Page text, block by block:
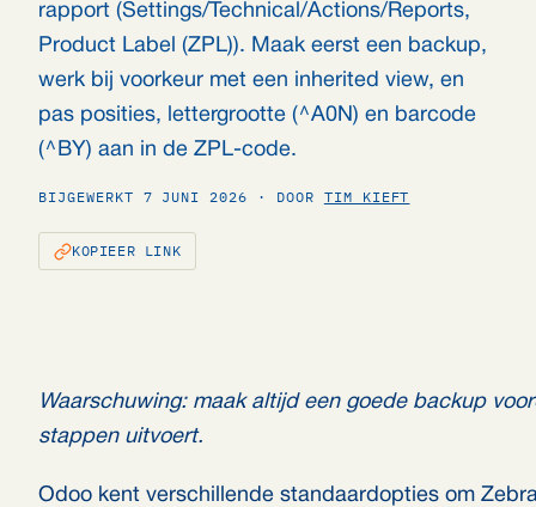
rapport (Settings/Technical/Actions/Reports,
Product Label (ZPL)). Maak eerst een backup,
werk bij voorkeur met een inherited view, en
pas posities, lettergrootte (^A0N) en barcode
(^BY) aan in de ZPL-code.
BIJGEWERKT 7 JUNI 2026 · DOOR TIM KIEFT
KOPIEER LINK
Waarschuwing: maak altijd een goede backup
stappen uitvoert.
Odoo kent verschillende standaardopties om